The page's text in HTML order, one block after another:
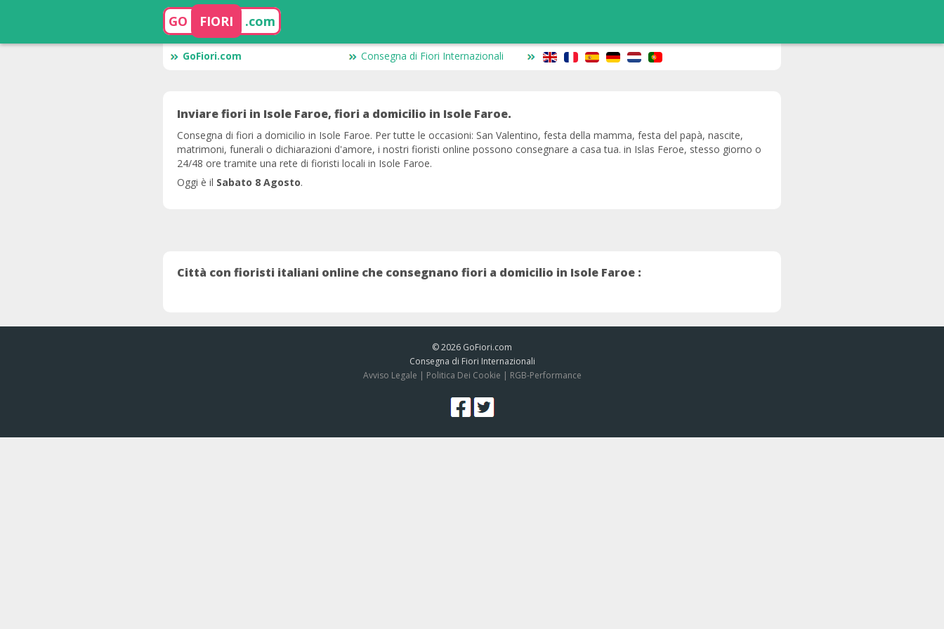
GO FIORI .com
GoFiori.com Consegna di Fiori Internazionali
Inviare fiori in Isole Faroe, fiori a domicilio in Isole Faroe.
Consegna di fiori a domicilio in Isole Faroe. Per tutte le occasioni: San Valentino, festa della mamma, festa del papà, nascite,
matrimoni, funerali o dichiarazioni d'amore, i nostri fioristi online possono consegnare a casa tua. in Islas Feroe, stesso giorno o
24/48 ore tramite una rete di fioristi locali in Isole Faroe.
Oggi è il Sabato 8 Agosto.
Città con fioristi italiani online che consegnano fiori a domicilio in Isole Faroe :
© 2026 GoFiori.com
Consegna di Fiori Internazionali
Avviso Legale | Politica Dei Cookie | RGB-Performance